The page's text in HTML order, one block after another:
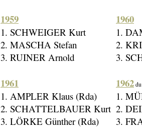
1959
1. SCHWEIGER Kurt
2. MASCHA Stefan
3. RUINER Arnold
1961
1. AMPLER Klaus (Rda)
2. SCHATTELBAUER Kurt
3. LÖRKE Günther (Rda)
1960
1.
2.
3.
1962
1.
2.
3.